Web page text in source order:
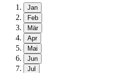
Jan
Feb
Mär
Apr
Mai
Jun
Jul